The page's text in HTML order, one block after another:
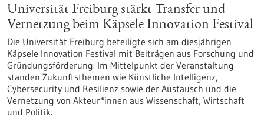
Universität Freiburg stärkt Transfer und
Vernetzung beim Käpsele Innovation Festival
Die Universität Freiburg beteiligte sich am diesjährigen
Käpsele Innovation Festival mit Beiträgen aus Forschung und
Gründungsförderung. Im Mittelpunkt der Veranstaltung
standen Zukunftsthemen wie Künstliche Intelligenz,
Cybersecurity und Resilienz sowie der Austausch und die
Vernetzung von Akteur*innen aus Wissenschaft, Wirtschaft
und Politik.